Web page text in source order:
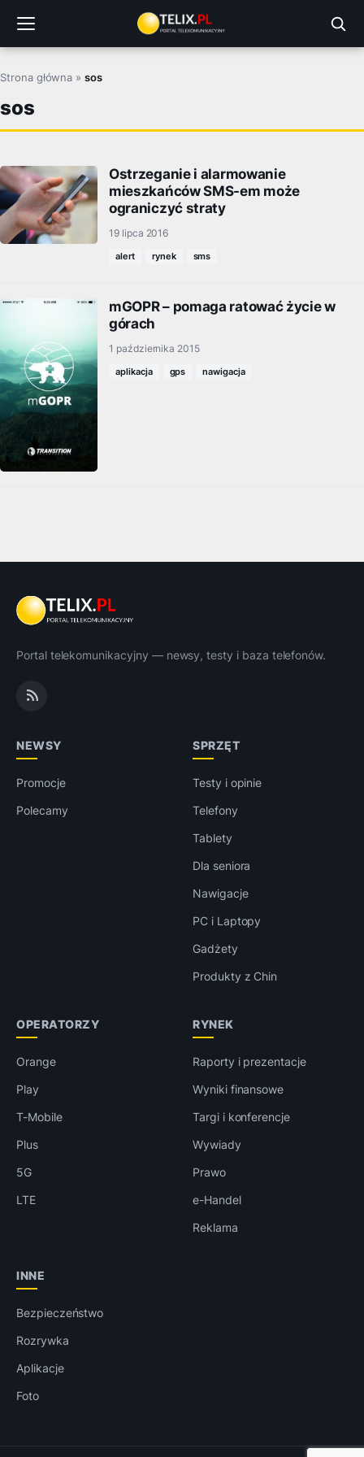
treści
Strona główna »sos
sos
Ostrzeganie i alarmowanie
mieszkańców SMS-em może
ograniczyć straty
19 lipca 2016
alert rynek sms
mGOPR – pomaga ratować życie w
górach
1 października 2015
aplikacja gps nawigacja
Portal telekomunikacyjny — newsy, testy i baza telefonów.
NEWSY
Promocje
Polecamy
SPRZĘT
Testy i opinie
Telefony
Tablety
Dla seniora
Nawigacje
PC i Laptopy
Gadżety
Produkty z Chin
OPERATORZY
Orange
Play
T-Mobile
Plus
5G
LTE
RYNEK
Raporty i prezentacje
Wyniki finansowe
Targi i konferencje
Wywiady
Prawo
e-Handel
Reklama
INNE
Bezpieczeństwo
Rozrywka
Aplikacje
Foto